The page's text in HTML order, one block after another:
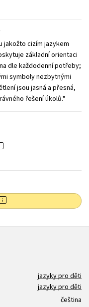
jakožto cizím jazykem
základní orientaci
dle každodenní potřeby;
symboly nezbytnými
jsou jasná a přesná,
řešení úkolů."
jazyky pro děti
jazyky pro děti
čeština